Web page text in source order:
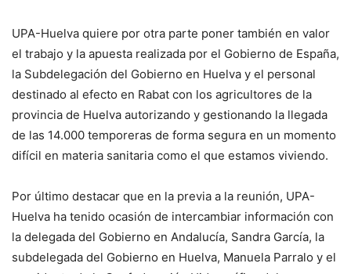
UPA-Huelva quiere por otra parte poner también en valor
el trabajo y la apuesta realizada por el Gobierno de España,
la Subdelegación del Gobierno en Huelva y el personal
destinado al efecto en Rabat con los agricultores de la
provincia de Huelva autorizando y gestionando la llegada
de las 14.000 temporeras de forma segura en un momento
difícil en materia sanitaria como el que estamos viviendo.
Por último destacar que en la previa a la reunión, UPA-
Huelva ha tenido ocasión de intercambiar información con
la delegada del Gobierno en Andalucía, Sandra García, la
subdelegada del Gobierno en Huelva, Manuela Parralo y el